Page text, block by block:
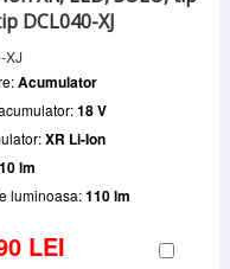
DCL040-XJ
XJ
Acumulator
18 V
XR Li-Ion
lm
luminoasa:110 lm
LEI